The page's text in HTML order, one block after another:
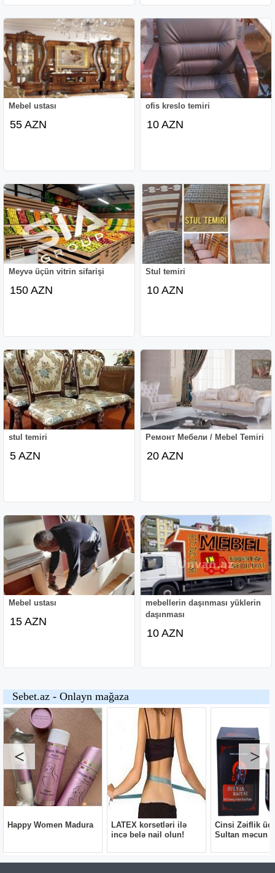
Mebel ustası
55 AZN
ofis kreslo temiri
10 AZN
Meyvə üçün vitrin sifarişi
150 AZN
Stul temiri
10 AZN
stul temiri
5 AZN
Ремонт Мебели / Mebel Temiri
20 AZN
Mebel ustası
15 AZN
mebellerin daşınması yüklerin
daşınması
10 AZN